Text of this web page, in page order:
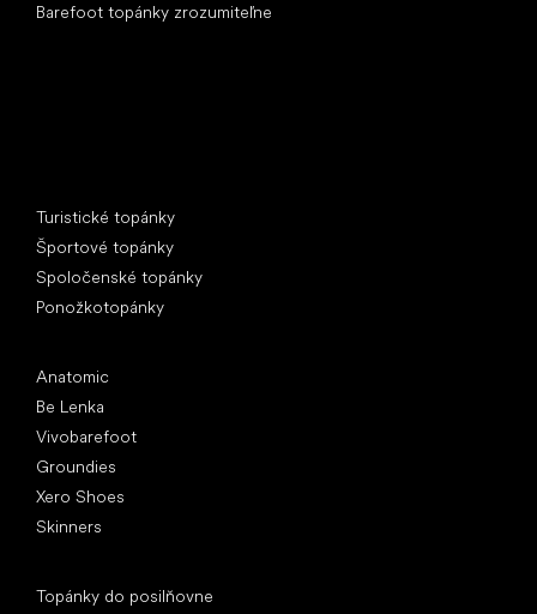
Barefoot topánky zrozumiteľne
Turistické topánky
Športové topánky
Spoločenské topánky
Ponožkotopánky
Anatomic
Be Lenka
Vivobarefoot
Groundies
Xero Shoes
Skinners
Topánky do posilňovne